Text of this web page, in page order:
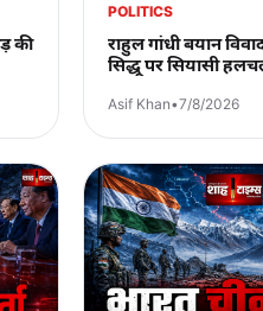
की
POLITICS
राहुल गांधी बयान
सिद्धू पर सियासी
Asif Khan•7/8/2026